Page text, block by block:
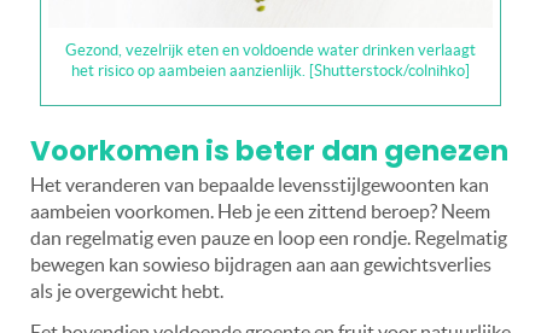
Gezond, vezelrijk eten en voldoende water drinken verlaagt
het risico op aambeien aanzienlijk. [Shutterstock/colnihko]
Voorkomen is beter dan genezen
Het veranderen van bepaalde levensstijlgewoonten kan
aambeien voorkomen. Heb je een zittend beroep? Neem
dan regelmatig even pauze en loop een rondje. Regelmatig
bewegen kan sowieso bijdragen aan aan gewichtsverlies
als je overgewicht hebt.